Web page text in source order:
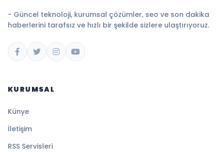
- Güncel teknoloji, kurumsal çözümler, seo ve son dakika
haberlerini tarafsız ve hızlı bir şekilde sizlere ulaştırıyoruz.
KURUMSAL
Künye
İletişim
RSS Servisleri